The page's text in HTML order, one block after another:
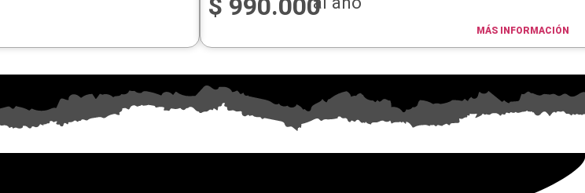
$ 990.000
MÁS INFORMACIÓN